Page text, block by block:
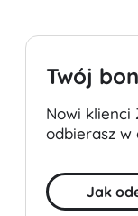
Twój
Nowi klienci
odbierasz w
Jak